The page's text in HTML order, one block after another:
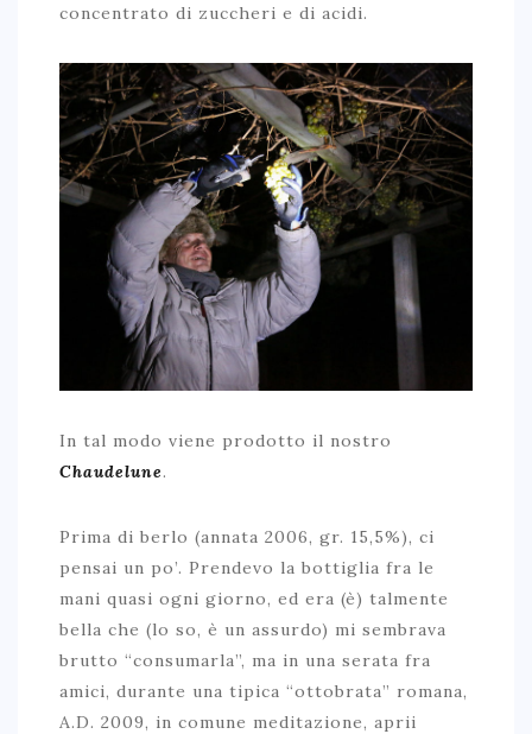
concentrato di zuccheri e di acidi.
In tal modo viene prodotto il nostro
Chaudelune.
Prima di berlo (annata 2006, gr. 15,5%), ci
pensai un po’. Prendevo la bottiglia fra le
mani quasi ogni giorno, ed era (è) talmente
bella che (lo so, è un assurdo) mi sembrava
brutto “consumarla”, ma in una serata fra
amici, durante una tipica “ottobrata” romana,
A.D. 2009, in comune meditazione, aprii